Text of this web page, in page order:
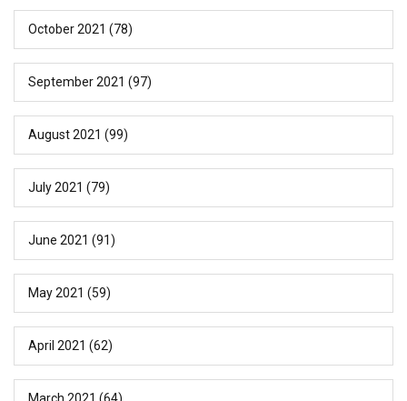
October 2021 (78)
September 2021 (97)
August 2021 (99)
July 2021 (79)
June 2021 (91)
May 2021 (59)
April 2021 (62)